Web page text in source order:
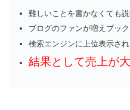
難しいことを書かなくても
ブログのファンが増えブッ
検索エンジンに上位表示さ
結果として売上が